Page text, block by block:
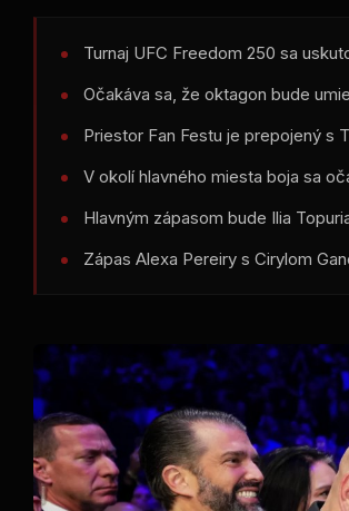
Turnaj UFC Freedom 250 sa
Očakáva sa, že oktagon bude
Priestor Fan Festu je prepojený s
V okolí hlavného miesta boja sa
Hlavným zápasom bude Ilia
Zápas Alexa Pereiry s Cirylom